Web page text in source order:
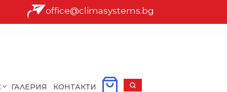
office@climasystems.bg
ГАЛЕРИЯ КОНТАКТИ